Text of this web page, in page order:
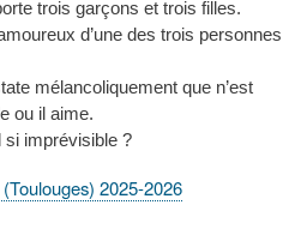
trois garçons et trois filles.
d’une des trois personnes
mélancoliquement que n’est
ou il aime.
si imprévisible ?
2025-2026